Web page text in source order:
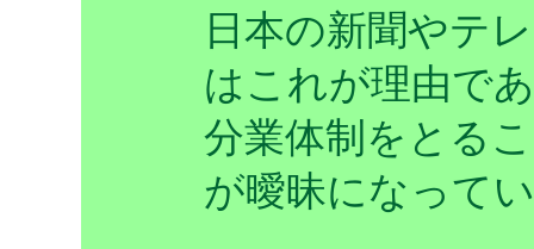
日本の新聞やテ
はこれが理由で
分業体制をとる
が曖昧になって